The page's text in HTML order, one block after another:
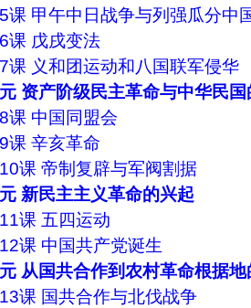
课 甲午中日战争与列强瓜分中
课 戊戌变法
课 义和团运动和八国联军侵华
资产阶级民主革命与中华民国
课 中国同盟会
课 辛亥革命
课 帝制复辟与军阀割据
新民主主义革命的兴起
课 五四运动
课 中国共产党诞生
从国共合作到农村革命根据地
课 国共合作与北伐战争